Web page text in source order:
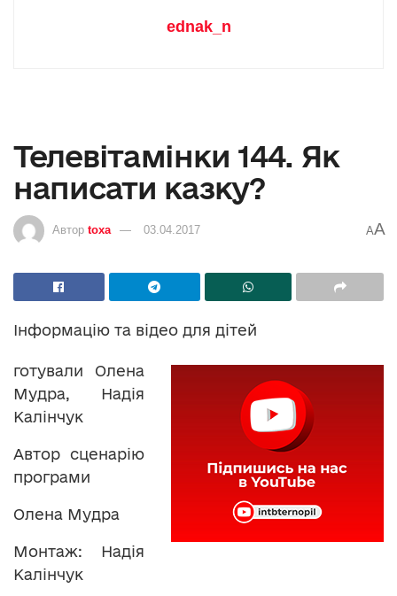
ednak_n
Телевітамінки 144. Як
написати казку?
Автор toxa 03.04.2017 AA
Інформацію та відео для дітей
готували Олена
Мудра, Надія
Калінчук
Автор сценарію
програми
Олена Мудра
Монтаж: Надія
Калінчук